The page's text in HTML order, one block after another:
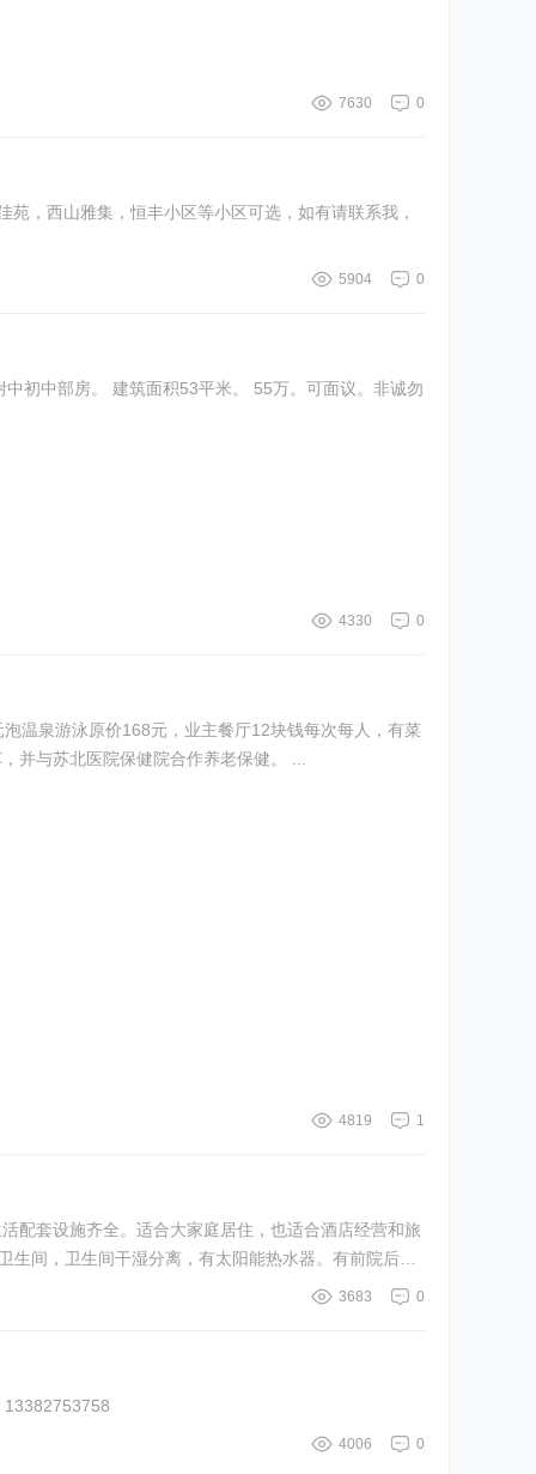
0
7630
，西山雅集，恒丰小区等小区可选，如有请联系我，
0
5904
初中部房。 建筑面积53平米。 55万。可面议。非诚勿
0
4330
温泉游泳原价168元，业主餐厅12块钱每次每人，有菜
1
4819
配套设施齐全。适合大家庭居住，也适合酒店经营和旅
生间，卫生间干湿分离，有太阳能热水器。有前院后
0
3683
话；13382753758
0
4006